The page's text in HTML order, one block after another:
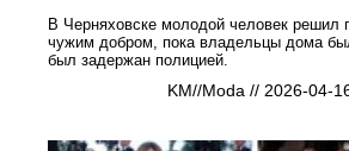
В Черняховске молодой человек решил
чужим добром, пока владельцы дома
был задержан полицией.
KM//Moda // 2026-04-